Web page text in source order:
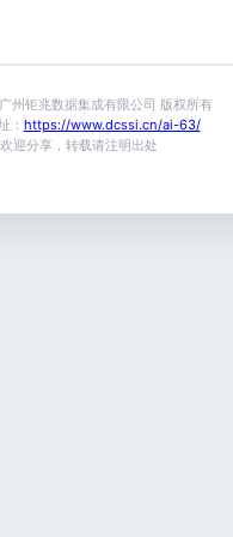
州钜兆数据集成有限公司 版权所有
： https://www.dcssi.cn/ai-63/
欢迎分享，转载请注明出处